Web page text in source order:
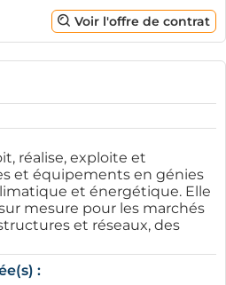
de l'information connaît
Avec la transformation
de ce secteur offrent des
enrichissantes. Les
les institutions publiques
à l'accueil des alternants,
l'administration.
Voir l'offre de contrat
réalise, exploite et
et équipements en génies
et énergétique. Elle
mesure pour les marchés
et réseaux, des
: